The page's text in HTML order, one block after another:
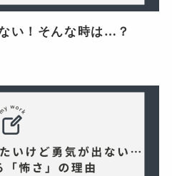
い！そんな時は…？